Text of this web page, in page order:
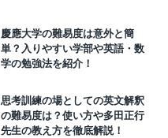
慶應大学の難易度は意外と簡
単？入りやすい学部や英語・数
学の勉強法を紹介！
思考訓練の場としての英文解釈
の難易度は？使い方や多田正行
先生の教え方を徹底解説！